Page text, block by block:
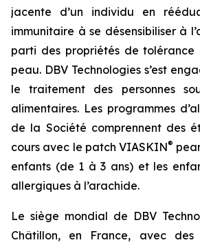
jacente d’un individu en
immunitaire à se désensibiliser à
parti des propriétés de tolérance
peau. DBV Technologies s’est
le traitement des personnes
alimentaires. Les programmes
de la Société comprennent des
cours avec le patch VIASKIN®
enfants (de 1 à 3 ans) et les
allergiques à l’arachide.
Le siège mondial de DBV
Châtillon, en France, avec des